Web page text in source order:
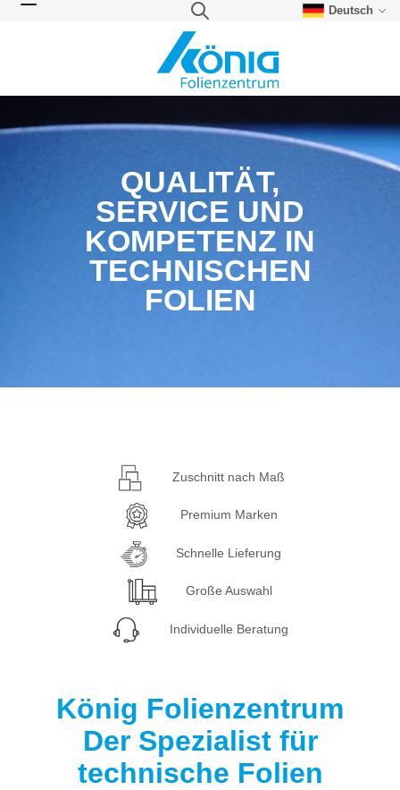
Suche
Deutsch
QUALITÄT,
SERVICE UND
KOMPETENZ IN
TECHNISCHEN
FOLIEN
Zuschnitt nach Maß
Premium Marken
Schnelle Lieferung
Große Auswahl
Individuelle Beratung
König Folienzentrum
Der Spezialist für
technische Folien